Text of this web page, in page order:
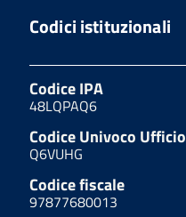
Codici istituzionali
Codice IPA
48LQPAQ6
Codice Univoco Ufficio
Q6VUHG
Codice fiscale
97877680013